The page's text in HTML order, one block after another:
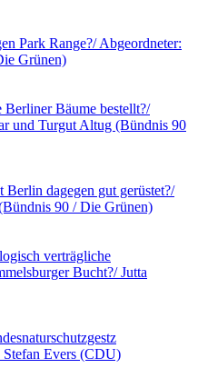
Park Range?/ Abgeordneter:
Grünen)
Berliner Bäume bestellt?/
und Turgut Altug (Bündnis 90
Berlin dagegen gut gerüstet?/
90 / Die Grünen)
verträgliche
Bucht?/ Jutta
Evers (CDU)